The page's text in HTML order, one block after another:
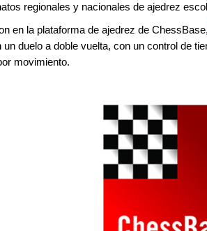
regionales y nacionales de ajedrez
en la plataforma de ajedrez de ChessBase,
un duelo a doble vuelta, con un control de
movimiento.